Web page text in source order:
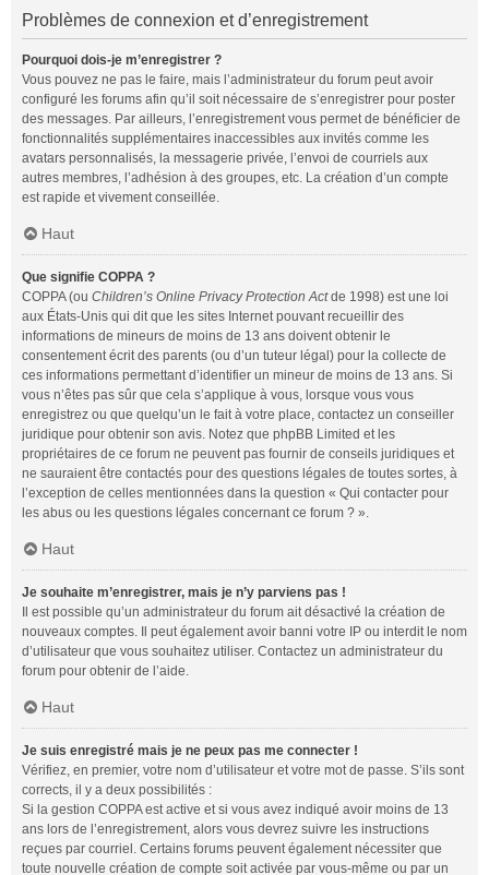
Problèmes de connexion et d’enregistrement
Pourquoi dois-je m’enregistrer ?
Vous pouvez ne pas le faire, mais l’administrateur du forum peut avoir
configuré les forums afin qu’il soit nécessaire de s’enregistrer pour poster
des messages. Par ailleurs, l’enregistrement vous permet de bénéficier de
fonctionnalités supplémentaires inaccessibles aux invités comme les
avatars personnalisés, la messagerie privée, l’envoi de courriels aux
autres membres, l’adhésion à des groupes, etc. La création d’un compte
est rapide et vivement conseillée.
Haut
Que signifie COPPA ?
COPPA (ou Children’s Online Privacy Protection Actde 1998) est une loi
aux États-Unis qui dit que les sites Internet pouvant recueillir des
informations de mineurs de moins de 13 ans doivent obtenir le
consentement écrit des parents (ou d’un tuteur légal) pour la collecte de
ces informations permettant d’identifier un mineur de moins de 13 ans. Si
vous n’êtes pas sûr que cela s’applique à vous, lorsque vous vous
enregistrez ou que quelqu’un le fait à votre place, contactez un conseiller
juridique pour obtenir son avis. Notez que phpBB Limited et les
propriétaires de ce forum ne peuvent pas fournir de conseils juridiques et
ne sauraient être contactés pour des questions légales de toutes sortes, à
l’exception de celles mentionnées dans la question « Qui contacter pour
les abus ou les questions légales concernant ce forum ? ».
Haut
Je souhaite m’enregistrer, mais je n’y parviens pas !
Il est possible qu’un administrateur du forum ait désactivé la création de
nouveaux comptes. Il peut également avoir banni votre IP ou interdit le nom
d’utilisateur que vous souhaitez utiliser. Contactez un administrateur du
forum pour obtenir de l’aide.
Haut
Je suis enregistré mais je ne peux pas me connecter !
Vérifiez, en premier, votre nom d’utilisateur et votre mot de passe. S’ils sont
corrects, il y a deux possibilités :
Si la gestion COPPA est active et si vous avez indiqué avoir moins de 13
ans lors de l’enregistrement, alors vous devrez suivre les instructions
reçues par courriel. Certains forums peuvent également nécessiter que
toute nouvelle création de compte soit activée par vous-même ou par un